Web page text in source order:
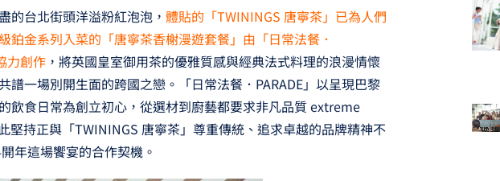
的台北街頭洋溢粉紅泡泡， 體貼的「TWININGS 唐寧茶」已為人們
鉑金系列入菜的「唐寧茶香榭漫遊套餐」由「日常法餐．
力創作，將英國皇室御用茶的優雅質感與經典法式料理的浪漫情懷
譜一場別開生面的跨國之戀。「日常法餐．PARADE」以呈現巴黎
飲食日常為創立初心，從選材到廚藝都要求非凡品質 extreme
持正與「TWININGS 唐寧茶」尊重傳統、追求卓越的品牌精神不
年這場饗宴的合作契機。